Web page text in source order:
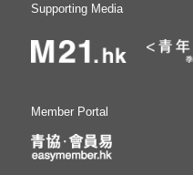
Supporting Media
Member Portal